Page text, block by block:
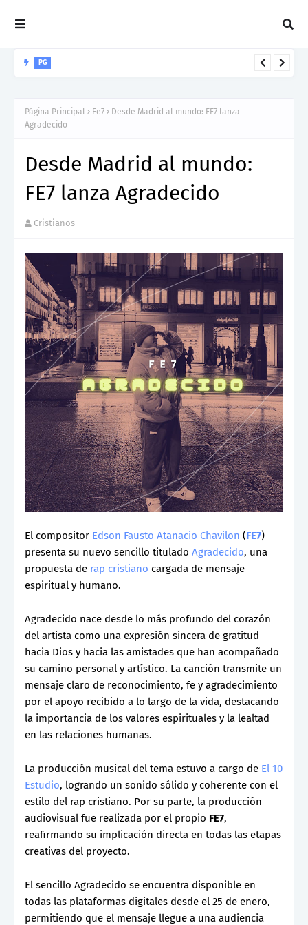
PG
Página Principal Fe7
Desde Madrid al mundo: FE7 lanza
Agradecido
Desde Madrid al mundo:
FE7 lanza Agradecido
Cristianos
El compositor Edson Fausto Atanacio Chavilon (FE7)
presenta su nuevo sencillo titulado Agradecido, una
propuesta de rap cristiano cargada de mensaje
espiritual y humano.
Agradecido nace desde lo más profundo del corazón
del artista como una expresión sincera de gratitud
hacia Dios y hacia las amistades que han acompañado
su camino personal y artístico. La canción transmite un
mensaje claro de reconocimiento, fe y agradecimiento
por el apoyo recibido a lo largo de la vida, destacando
la importancia de los valores espirituales y la lealtad
en las relaciones humanas.
La producción musical del tema estuvo a cargo de El 10
Estudio, logrando un sonido sólido y coherente con el
estilo del rap cristiano. Por su parte, la producción
audiovisual fue realizada por el propio FE7,
reafirmando su implicación directa en todas las etapas
creativas del proyecto.
El sencillo Agradecido se encuentra disponible en
todas las plataformas digitales desde el 25 de enero,
permitiendo que el mensaje llegue a una audiencia